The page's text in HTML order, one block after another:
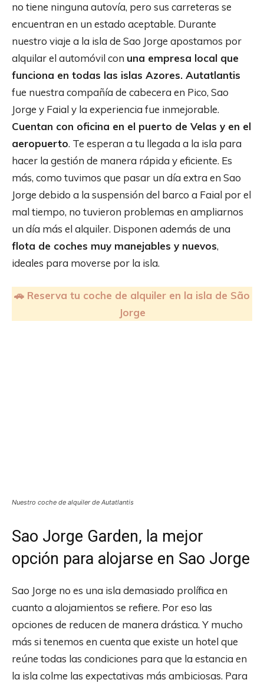
no tiene ninguna autovía, pero sus carreteras se
encuentran en un estado aceptable. Durante
nuestro viaje a la isla de Sao Jorge apostamos por
alquilar el automóvil con una empresa local que
funciona en todas las islas Azores. Autatlantis
fue nuestra compañía de cabecera en Pico, Sao
Jorge y Faial y la experiencia fue inmejorable.
Cuentan con oficina en el puerto de Velas y en el
aeropuerto. Te esperan a tu llegada a la isla para
hacer la gestión de manera rápida y eficiente. Es
más, como tuvimos que pasar un día extra en Sao
Jorge debido a la suspensión del barco a Faial por el
mal tiempo, no tuvieron problemas en ampliarnos
un día más el alquiler. Disponen además de una
flota de coches muy manejables y nuevos,
ideales para moverse por la isla.
🚗 Reserva tu coche de alquiler en la isla de São
Jorge
Nuestro coche de alquiler de Autatlantis
Sao Jorge Garden, la mejor
opción para alojarse en Sao Jorge
Sao Jorge no es una isla demasiado prolífica en
cuanto a alojamientos se refiere. Por eso las
opciones de reducen de manera drástica. Y mucho
más si tenemos en cuenta que existe un hotel que
reúne todas las condiciones para que la estancia en
la isla colme las expectativas más ambiciosas. Para